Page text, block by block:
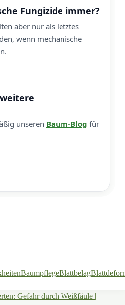
Fungizide immer?
aber nur als letztes
wenn mechanische
unseren Baum-Blog für
BaumpflegeBlattbelag
Gefahr durch Weißfäule |